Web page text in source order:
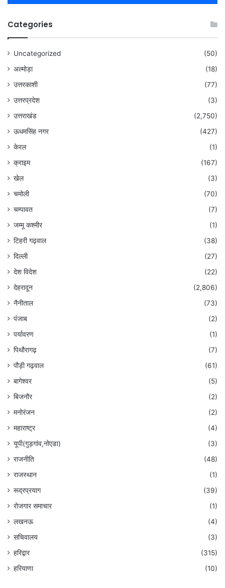
Categories
Uncategorized
(50)
अल्मोड़ा
(18)
उत्तरकाशी
(77)
उत्तरप्रदेश
(3)
उत्तराखंड
(2,750)
ऊधमसिंह नगर
(427)
केरल
(1)
क्राइम
(167)
खेल
(3)
चमोली
(70)
चम्पावत
(7)
जम्मू कश्मीर
(1)
टिहरी गढ़वाल
(38)
दिल्ली
(27)
देश विदेश
(22)
देहरादून
(2,806)
नैनीताल
(73)
पंजाब
(2)
पर्यावरण
(1)
पिथौरागढ़
(7)
पौड़ी गढ़वाल
(61)
बागेश्वर
(5)
बिजनौर
(2)
मनोरंजन
(2)
महाराष्ट्र
(4)
यूपी(गुड़गांव,नोएडा)
(3)
राजनीति
(48)
राजस्थान
(1)
रूद्रप्रयाग
(39)
रोजगार समाचार
(1)
लखनऊ
(4)
सचिवालय
(3)
हरिद्वार
(315)
हरियाणा
(10)